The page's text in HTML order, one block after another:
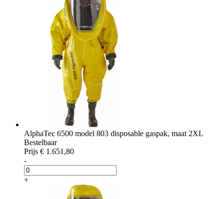
AlphaTec 6500 model 803 disposable gaspak, maat 2XL
Bestelbaar
Prijs € 1.651,80
-
+